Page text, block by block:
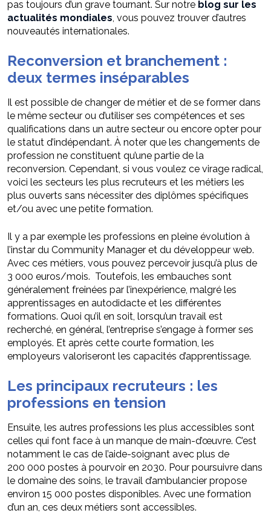
pas toujours d’un grave tournant. Sur notre blog sur les
actualités mondiales , vous pouvez trouver d’autres
nouveautés internationales.
Reconversion et branchement :
deux termes inséparables
Il est possible de changer de métier et de se former dans
le même secteur ou d’utiliser ses compétences et ses
qualifications dans un autre secteur ou encore opter pour
le statut d’indépendant. À noter que les changements de
profession ne constituent qu’une partie de la
reconversion. Cependant, si vous voulez ce virage radical,
voici les secteurs les plus recruteurs et les métiers les
plus ouverts sans nécessiter des diplômes spécifiques
et/ou avec une petite formation.
Il y a par exemple les professions en pleine évolution à
l’instar du Community Manager et du développeur web.
Avec ces métiers, vous pouvez percevoir jusqu’à plus de
3 000 euros/mois. Toutefois, les embauches sont
généralement freinées par l’inexpérience, malgré les
apprentissages en autodidacte et les différentes
formations. Quoi qu’il en soit, lorsqu’un travail est
recherché, en général, l’entreprise s’engage à former ses
employés. Et après cette courte formation, les
employeurs valoriseront les capacités d’apprentissage.
Les principaux recruteurs : les
professions en tension
Ensuite, les autres professions les plus accessibles sont
celles qui font face à un manque de main-d’œuvre. C’est
notamment le cas de l’aide-soignant avec plus de
200 000 postes à pourvoir en 2030. Pour poursuivre dans
le domaine des soins, le travail d’ambulancier propose
environ 15 000 postes disponibles. Avec une formation
d’un an, ces deux métiers sont accessibles.